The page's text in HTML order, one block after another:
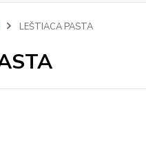
LEŠTIACA PASTA